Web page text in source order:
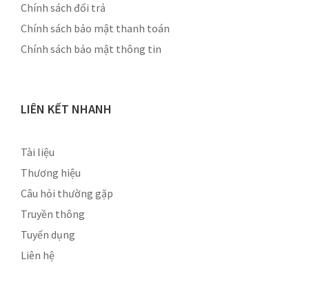
Chính sách đổi trả
Chính sách bảo mật thanh toán
Chính sách bảo mật thông tin
LIÊN KẾT NHANH
Tài liệu
Thương hiệu
Câu hỏi thường gặp
Truyền thông
Tuyển dụng
Liên hệ